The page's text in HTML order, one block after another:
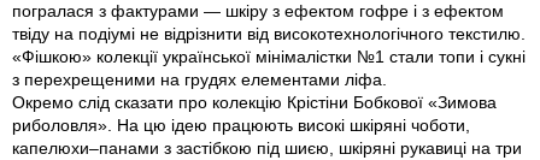
погралася з фактурами — шкіру з ефектом гофре і з ефектом
твіду на подіумі не відрізнити від високотехнологічного текстилю.
«Фішкою» колекції української мінімалістки №1 стали топи і сукні
з перехрещеними на грудях елементами ліфа.
Окремо слід сказати про колекцію Крістіни Бобкової «Зимова
риболовля». На цю ідею працюють високі шкіряні чоботи,
капелюхи–панами з застібкою під шиєю, шкіряні рукавиці на три